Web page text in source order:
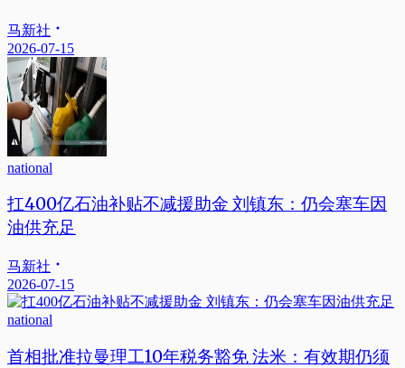
马新社
2026-07-15
national
扛400亿石油补贴不减援助金 刘镇东：仍会塞车因
油供充足
马新社
2026-07-15
national
首相批准拉曼理工10年税务豁免 法米：有效期仍须